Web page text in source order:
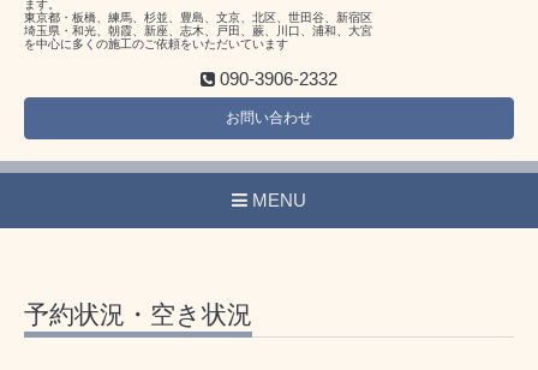
ます。
東京都・板橋、練馬、杉並、豊島、文京、北区、世田谷、新宿区
埼玉県・和光、朝霞、新座、志木、戸田、蕨、川口、浦和、大宮
を中心に多くの施工のご依頼をいただいています
090-3906-2332
お問い合わせ
MENU
予約状況・空き状況